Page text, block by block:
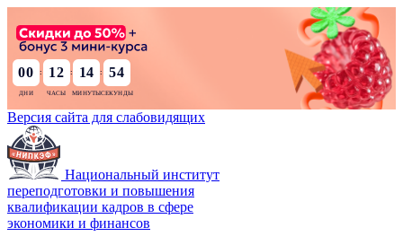
00 : 12 : 14 : 53
Версия сайта для слабовидящих
Национальный институт
переподготовки и повышения
квалификации кадров в сфере
экономики и финансов